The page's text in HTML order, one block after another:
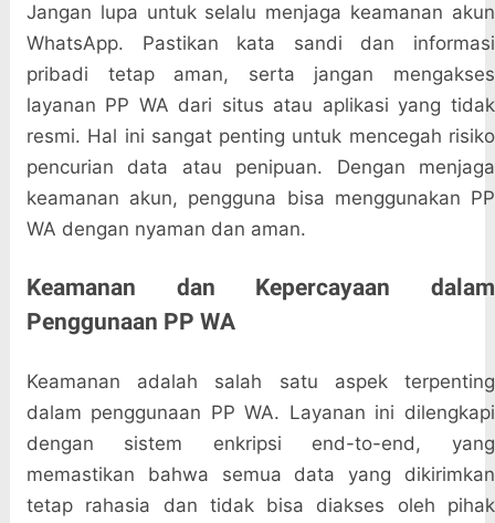
Jangan lupa untuk selalu menjaga keamanan akun
WhatsApp. Pastikan kata sandi dan informasi
pribadi tetap aman, serta jangan mengakses
layanan PP WA dari situs atau aplikasi yang tidak
resmi. Hal ini sangat penting untuk mencegah risiko
pencurian data atau penipuan. Dengan menjaga
keamanan akun, pengguna bisa menggunakan PP
WA dengan nyaman dan aman.
Keamanan dan Kepercayaan dalam
Penggunaan PP WA
Keamanan adalah salah satu aspek terpenting
dalam penggunaan PP WA. Layanan ini dilengkapi
dengan sistem enkripsi end-to-end, yang
memastikan bahwa semua data yang dikirimkan
tetap rahasia dan tidak bisa diakses oleh pihak